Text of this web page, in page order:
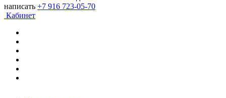
написать +7 916 723-05-70
Кабинет